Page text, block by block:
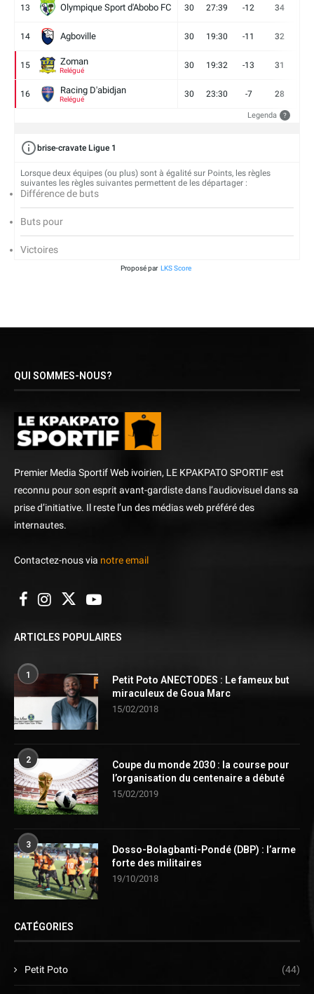
13 Olympique Sport d'Abobo FC 30 27:39 -12 34
14 Agboville 30 19:30 -11 32
15 Zoman
Relégué
30 19:32 -13 31
16 Racing D'abidjan
Relégué
30 23:30 -7 28
Legenda ?
brise-cravate Ligue 1
Lorsque deux équipes (ou plus) sont à égalité sur Points, les règles
suivantes les règles suivantes permettent de les départager :
Différence de buts
Buts pour
Victoires
Proposé par LKS Score
QUI SOMMES-NOUS?
Premier Media Sportif Web ivoirien, LE KPAKPATO SPORTIF est
reconnu pour son esprit avant-gardiste dans l’audiovisuel dans sa
prise d’initiative. Il reste l’un des médias web préféré des
internautes.
Contactez-nous via notre email
ARTICLES POPULAIRES
1
Petit Poto ANECTODES : Le fameux but
miraculeux de Goua Marc
15/02/2018
2
Coupe du monde 2030 : la course pour
l’organisation du centenaire a débuté
15/02/2019
3
Dosso-Bolagbanti-Pondé (DBP) : l’arme
forte des militaires
19/10/2018
CATÉGORIES
Petit Poto (44)